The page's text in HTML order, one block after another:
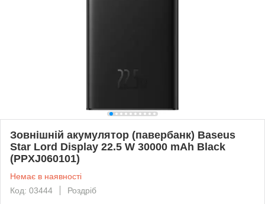
Зовнішній акумулятор (павербанк) Baseus
Star Lord Display 22.5 W 30000 mAh Black
(PPXJ060101)
Немає в наявності
Код: 03444
Роздріб